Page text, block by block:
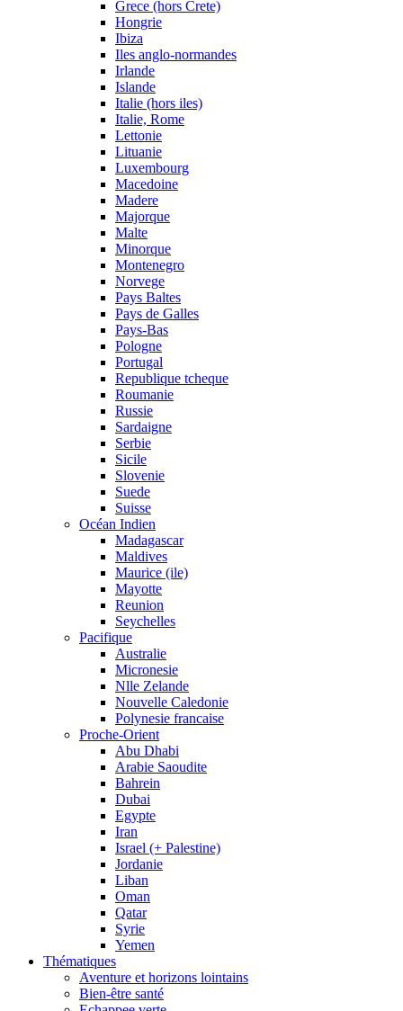
Grece (hors Crete)
Hongrie
Ibiza
Iles anglo-normandes
Irlande
Islande
Italie (hors iles)
Italie, Rome
Lettonie
Lituanie
Luxembourg
Macedoine
Madere
Majorque
Malte
Minorque
Montenegro
Norvege
Pays Baltes
Pays de Galles
Pays-Bas
Pologne
Portugal
Republique tcheque
Roumanie
Russie
Sardaigne
Serbie
Sicile
Slovenie
Suede
Suisse
Océan Indien
Madagascar
Maldives
Maurice (ile)
Mayotte
Reunion
Seychelles
Pacifique
Australie
Micronesie
Nlle Zelande
Nouvelle Caledonie
Polynesie francaise
Proche-Orient
Abu Dhabi
Arabie Saoudite
Bahrein
Dubai
Egypte
Iran
Israel (+ Palestine)
Jordanie
Liban
Oman
Qatar
Syrie
Yemen
Thématiques
Aventure et horizons lointains
Bien-être santé